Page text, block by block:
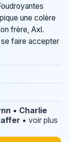
une colère
frère, Axl.
se faire accepter
• Charlie
• voir plus